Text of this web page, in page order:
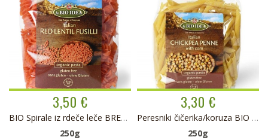
3,50 €
BIO Spirale iz rdeče leče BREZ GLUTENA
250g
3,30 €
Peresniki čičerika/koruza BIO (brez glutena) 250g
250g